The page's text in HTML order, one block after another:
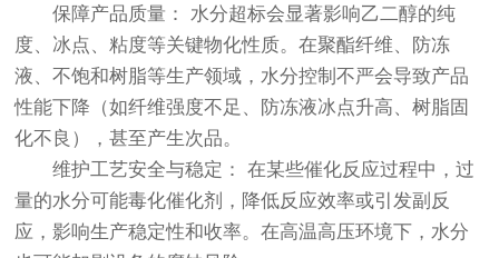
保障产品质量： 水分超标会显著影响乙二醇的纯
度、冰点、粘度等关键物化性质。在聚酯纤维、防冻
液、不饱和树脂等生产领域，水分控制不严会导致产品
性能下降（如纤维强度不足、防冻液冰点升高、树脂固
化不良），甚至产生次品。
维护工艺安全与稳定： 在某些催化反应过程中，过
量的水分可能毒化催化剂，降低反应效率或引发副反
应，影响生产稳定性和收率。在高温高压环境下，水分